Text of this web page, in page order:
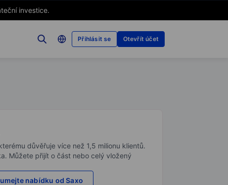
investice.
Přihlásit se Otevřít účet
důvěřuje více než 1,5 milionu klientů.
Můžete přijít o část nebo celý vložený
nabídku od Saxo